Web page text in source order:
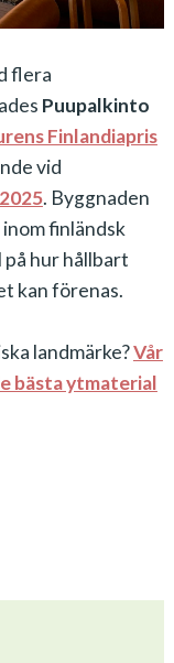
flera
Puupalkinto
Finlandiapris
vid
. Byggnaden
finländsk
hur hållbart
kan förenas.
landmärke?Vår
bästa ytmaterial